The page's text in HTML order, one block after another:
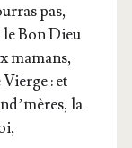
pas,
le Bon Dieu
mamans,
: et
la